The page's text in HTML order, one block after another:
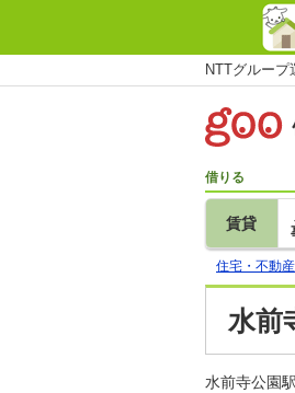
NTTグルー
借りる
賃貸
住宅・不動産
水前
水前寺公園